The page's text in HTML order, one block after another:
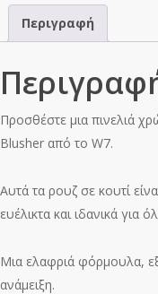
ποσότητα
Περιγραφή
Προσθέστε μια πινελιά
Blusher από το W7.
Αυτά τα ρουζ σε κουτί
ευέλικτα και ιδανικά για
Μια ελαφριά φόρμουλα,
ανάμειξη.